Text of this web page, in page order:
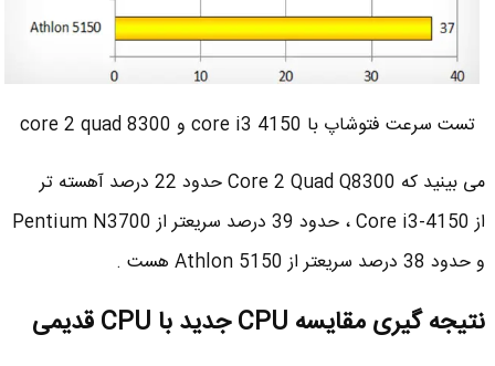
تست سرعت فتوشاپ با core i3 4150 و core 2 quad 8300
می بینید که Core 2 Quad Q8300 حدود 22 درصد آهسته تر
از Core i3-4150 ، حدود 39 درصد سریعتر از Pentium N3700
و حدود 38 درصد سریعتر از Athlon 5150 هست .
نتیجه گیری مقایسه CPU جدید با CPU قدیمی